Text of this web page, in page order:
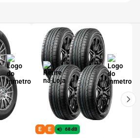
E E 68dB